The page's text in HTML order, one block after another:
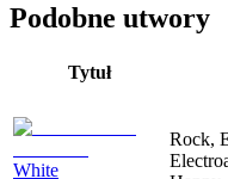
Podobne utwory
Tytuł
White
Rock,